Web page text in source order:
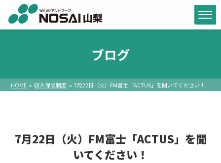
ブログ
HOME 収入保険制度 7月22日（火）FM富士「ACTUS」を聞いてください！
7月22日（火）FM富士「ACTUS」を聞
いてください！